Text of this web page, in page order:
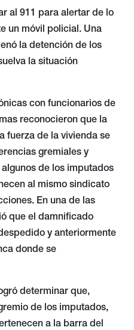
al 911 para alertar de lo
un móvil policial. Una
la detención de los
la situación
con funcionarios de
reconocieron que la
fuerza de la vivienda se
gremiales y
de los imputados
al mismo sindicato
En una de las
que el damnificado
y anteriormente
donde se
determinar que,
de los imputados,
a la barra del